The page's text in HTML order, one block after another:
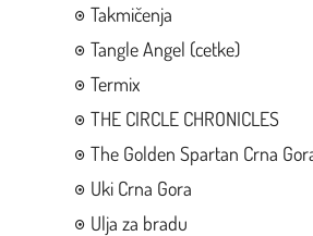
Takmičenja
Tangle Angel (cetke)
Termix
THE CIRCLE CHRONICLES
The Golden Spartan Crna
Uki Crna Gora
Ulja za bradu